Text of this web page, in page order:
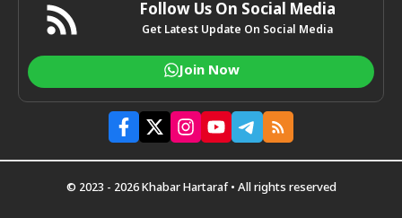
Follow Us On Social Media
Get Latest Update On Social Media
Join Now
© 2023 - 2026 Khabar Hartaraf • All rights reserved